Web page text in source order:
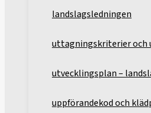
landslagsledningen
uttagningskriterier och
utvecklingsplan –
uppförandekod och